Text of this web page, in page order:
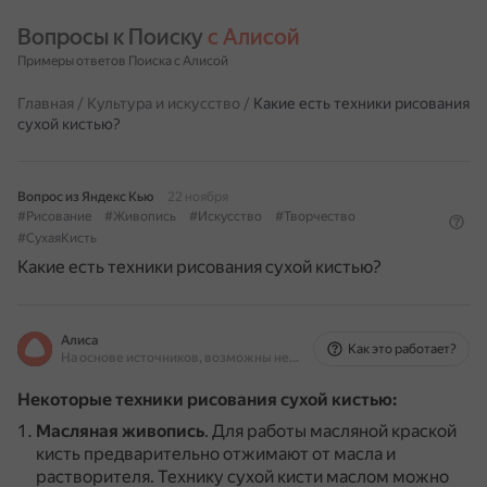
Вопросы к Поиску с Алисой
Примеры ответов Поиска с Алисой
Главная / Культура и искусство / Какие есть техники рисования
сухой кистью?
Вопрос из Яндекс Кью
22 ноября
#Рисование
#Живопись #Искусство
#Творчество
#СухаяКисть
Какие есть техники рисования сухой кистью?
Алиса
На основе источников, возможны неточности
Как это работает?
Некоторые техники рисования сухой кистью:
Масляная живопись. Для работы масляной краской
кисть предварительно отжимают от масла и
растворителя. Технику сухой кисти маслом можно